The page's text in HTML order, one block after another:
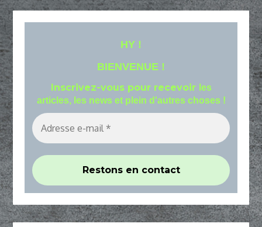
HY !
BIENVENUE !
Inscrivez-vous pour recevoir les
articles, les news et plein d'autres choses !